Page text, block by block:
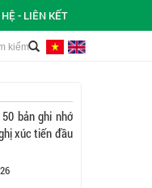
- LIÊN KẾT
bản ghi nhớ
xúc tiến đầu